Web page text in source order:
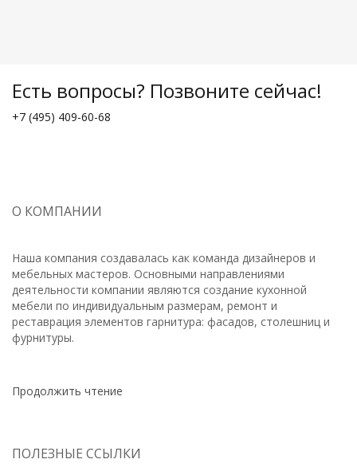
Есть вопросы? Позвоните сейчас!
+7 (495) 409-60-68
О КОМПАНИИ
Наша компания создавалась как команда дизайнеров и
мебельных мастеров. Основными направлениями
деятельности компании являются создание кухонной
мебели по индивидуальным размерам, ремонт и
реставрация элементов гарнитура: фасадов, столешниц и
фурнитуры.
Продолжить чтение
ПОЛЕЗНЫЕ ССЫЛКИ